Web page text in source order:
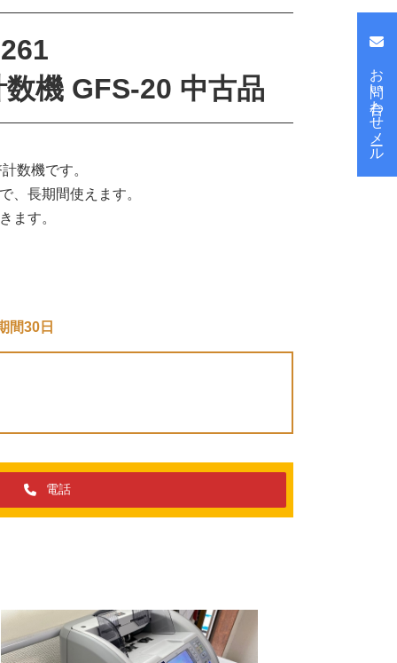
お問い合わせメール
機 GFS-20 中古品
数機です。
、長期間使えます。
ます。
30日
電話